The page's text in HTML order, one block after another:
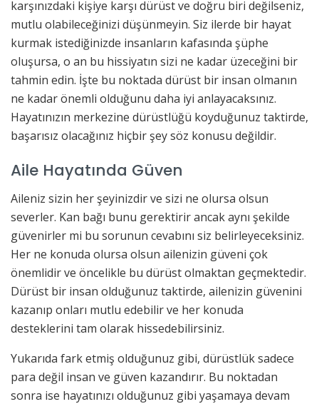
karşınızdaki kişiye karşı dürüst ve doğru biri değilseniz,
mutlu olabileceğinizi düşünmeyin. Siz ilerde bir hayat
kurmak istediğinizde insanların kafasında şüphe
oluşursa, o an bu hissiyatın sizi ne kadar üzeceğini bir
tahmin edin. İşte bu noktada dürüst bir insan olmanın
ne kadar önemli olduğunu daha iyi anlayacaksınız.
Hayatınızın merkezine dürüstlüğü koyduğunuz taktirde,
başarısız olacağınız hiçbir şey söz konusu değildir.
Aile Hayatında Güven
Aileniz sizin her şeyinizdir ve sizi ne olursa olsun
severler. Kan bağı bunu gerektirir ancak aynı şekilde
güvenirler mi bu sorunun cevabını siz belirleyeceksiniz.
Her ne konuda olursa olsun ailenizin güveni çok
önemlidir ve öncelikle bu dürüst olmaktan geçmektedir.
Dürüst bir insan olduğunuz taktirde, ailenizin güvenini
kazanıp onları mutlu edebilir ve her konuda
desteklerini tam olarak hissedebilirsiniz.
Yukarıda fark etmiş olduğunuz gibi, dürüstlük sadece
para değil insan ve güven kazandırır. Bu noktadan
sonra ise hayatınızı olduğunuz gibi yaşamaya devam